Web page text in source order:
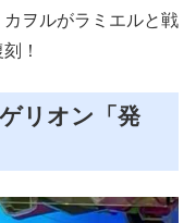
カヲルがラミエルと戦
！
リオン「発